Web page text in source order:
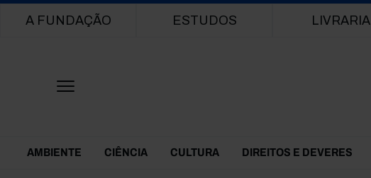
Main navigation
A FUNDAÇÃO ESTUDOS LIVRARIA
Themes Menu
AMBIENTE CIÊNCIA CULTURA DIREITOS E DEVERES